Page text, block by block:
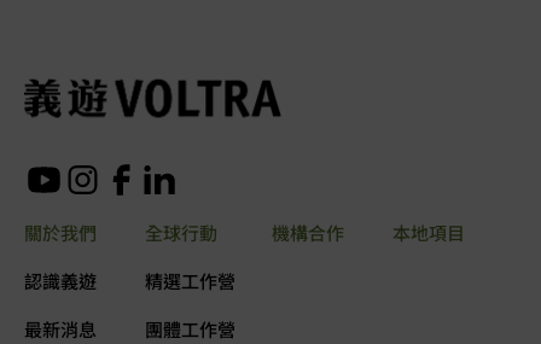
關於我們
認識義遊
最新消息
全球行動
精選工作營
團體工作營
本地項目
機構合作